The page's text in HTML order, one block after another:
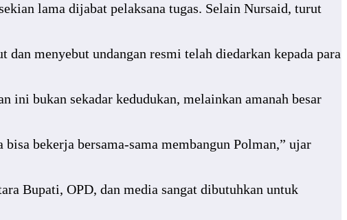
lama dijabat pelaksana tugas. Selain Nursaid, turut
menyebut undangan resmi telah diedarkan kepada para
ini bukan sekadar kedudukan, melainkan amanah besar
bekerja bersama-sama membangun Polman,” ujar
Bupati, OPD, dan media sangat dibutuhkan untuk